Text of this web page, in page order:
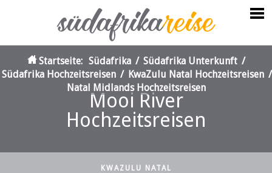
Mooi River
Hochzeitsreisen
Startseite: Südafrika / Südafrika Unterkunft /
Südafrika Hochzeitsreisen / KwaZulu Natal Hochzeitsreisen /
Natal Midlands Hochzeitsreisen
KWAZULU NATAL